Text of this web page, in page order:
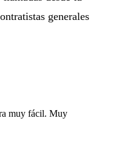
generales
muy fácil. Muy